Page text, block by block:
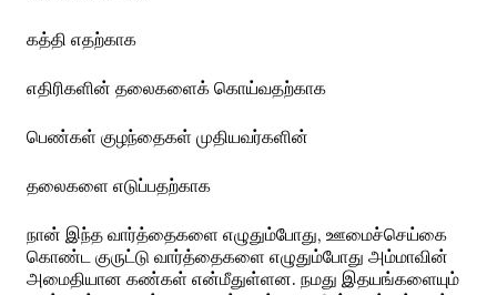
கத்தி எதற்காக
எதிரிகளின் தலைகளைக் கொய்வதற்காக
பெண்கள் குழந்தைகள் முதியவர்களின்
தலைகளை எடுப்பதற்காக
நான் இந்த வார்த்தைகளை எழுதும்போது, ஊமைச்செய்கை
கொண்ட குருட்டு வார்த்தைகளை எழுதும்போது அம்மாவின்
அமைதியான கண்கள் என்மீதுள்ளன. நமது இதயங்களையும்